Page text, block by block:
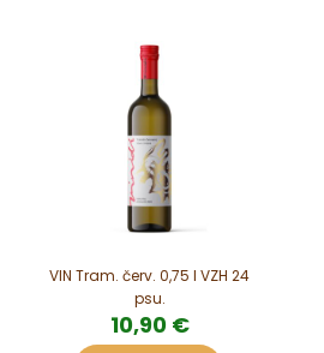
VIN Tram. červ. 0,75 l VZH 24
psu.
10,90 €